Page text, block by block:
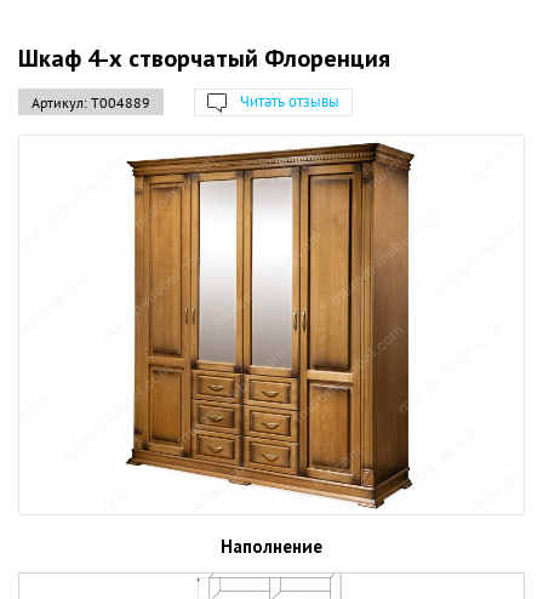
Шкаф 4-х створчатый Флоренция
Артикул: Т004889 Читать отзывы
Наполнение